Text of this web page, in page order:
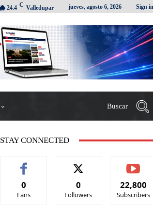
24.4 C Valledupar jueves, agosto 6, 2026 Sign
Buscar
STAY CONNECTED
0
Fans
0
Followers
22,800
Subscribers